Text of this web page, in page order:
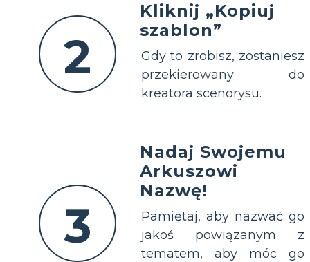
2
Kliknij „Kopiuj
szablon”
Gdy to zrobisz, zostaniesz
przekierowany do
kreatora scenorysu.
3
Nadaj Swojemu
Arkuszowi
Nazwę!
Pamiętaj, aby nazwać go
jakoś powiązanym z
tematem, aby móc go